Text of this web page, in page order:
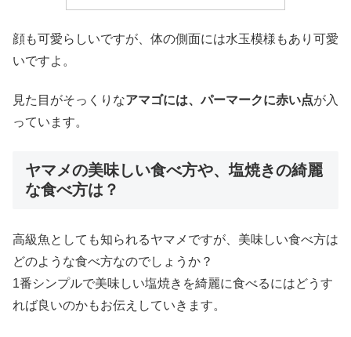
顔も可愛らしいですが、体の側面には水玉模様もあり可愛
いですよ。
見た目がそっくりなアマゴには、パーマークに赤い点が入
っています。
ヤマメの美味しい食べ方や、塩焼きの綺麗
な食べ方は？
高級魚としても知られるヤマメですが、美味しい食べ方は
どのような食べ方なのでしょうか？
1番シンプルで美味しい塩焼きを綺麗に食べるにはどうす
れば良いのかもお伝えしていきます。